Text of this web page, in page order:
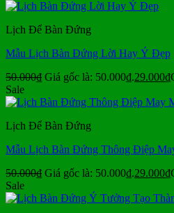
Lịch Để Bàn Đứng
Mẫu Lịch Bàn Đứng Lời Hay Ý Đẹp
50.000₫ Giá gốc là: 50.000₫.29.000₫
Sale
Lịch Để Bàn Đứng
Mẫu Lịch Bàn Đứng Thông Điệp
50.000₫ Giá gốc là: 50.000₫.29.000₫
Sale